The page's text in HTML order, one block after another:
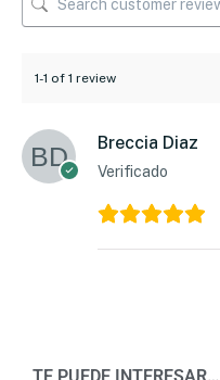
1-1 of 1 review
Breccia Diaz
Verificado